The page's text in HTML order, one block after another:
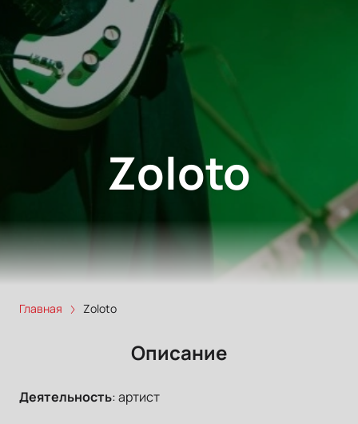
Zoloto
Главная Zoloto
Описание
Деятельность:артист